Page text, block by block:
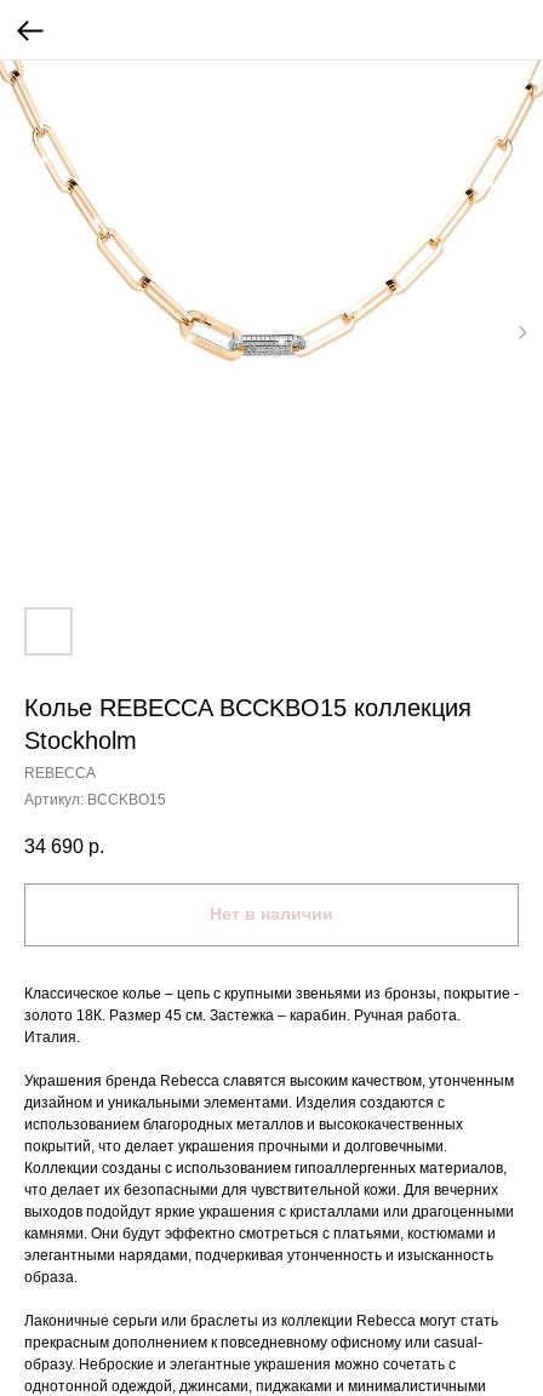
Колье REBECCA BCCKBO15 коллекция
Stockholm
REBECCA
Артикул: BCCKBO15
34 690 р.
Нет в наличии
Классическое колье – цепь с крупными звеньями из бронзы, покрытие -
золото 18К. Размер 45 см. Застежка – карабин. Ручная работа.
Италия.
Украшения бренда Rebecca славятся высоким качеством, утонченным
дизайном и уникальными элементами. Изделия создаются с
использованием благородных металлов и высококачественных
покрытий, что делает украшения прочными и долговечными.
Коллекции созданы с использованием гипоаллергенных материалов,
что делает их безопасными для чувствительной кожи. Для вечерних
выходов подойдут яркие украшения с кристаллами или драгоценными
камнями. Они будут эффектно смотреться с платьями, костюмами и
элегантными нарядами, подчеркивая утонченность и изысканность
образа.
Лаконичные серьги или браслеты из коллекции Rebecca могут стать
прекрасным дополнением к повседневному офисному или casual-
образу. Неброские и элегантные украшения можно сочетать с
однотонной одеждой, джинсами, пиджаками и минималистичными